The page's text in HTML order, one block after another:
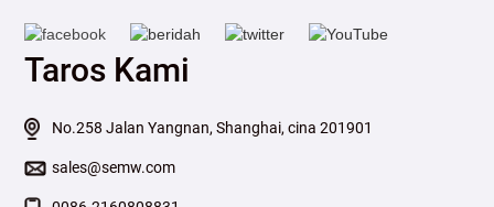
Taros Kami
No.258 Jalan Yangnan, Shanghai, cina 201901
sales@semw.com